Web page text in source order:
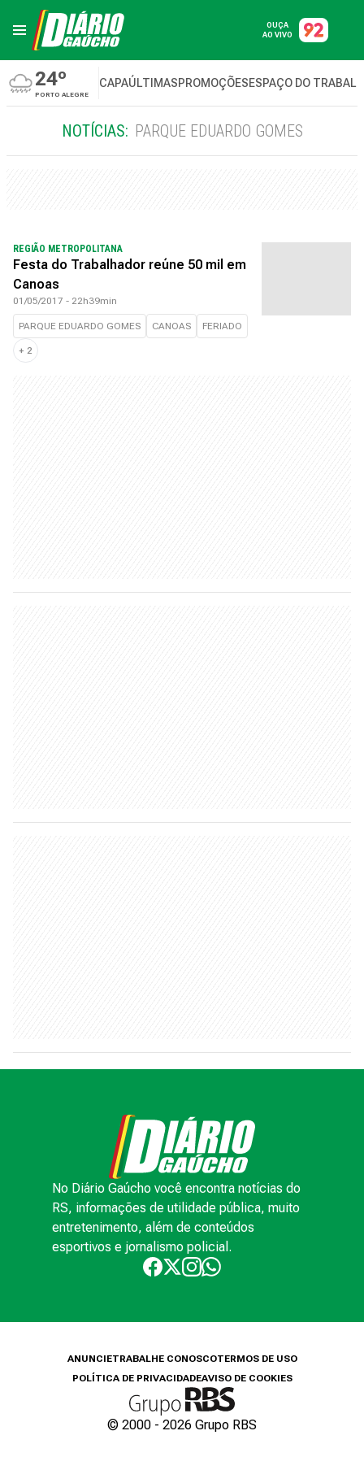
OUÇA
AO VIVO
24º
PORTO ALEGRE
CAPAÚLTIMASPROMOÇÕESESPAÇO DO
NOTÍCIAS: PARQUE EDUARDO GOMES
REGIÃO METROPOLITANA
Festa do Trabalhador reúne 50 mil em
Canoas
01/05/2017 - 22h39min
PARQUE EDUARDO GOMES CANOAS FERIADO
+ 2
No Diário Gaúcho você encontra notícias do
RS, informações de utilidade pública, muito
entretenimento, além de conteúdos
esportivos e jornalismo policial.
ANUNCIETRABALHE CONOSCOTERMOS DE USO
POLÍTICA DE PRIVACIDADEAVISO DE COOKIES
© 2000 - 2026 Grupo RBS